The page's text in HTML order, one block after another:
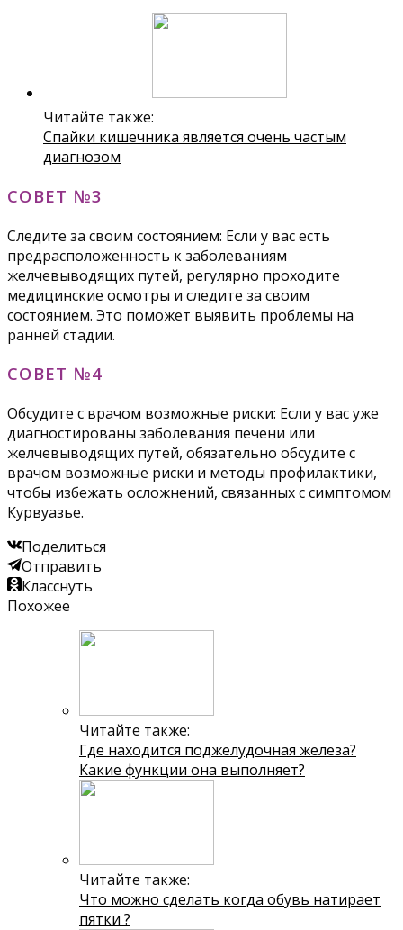
Читайте также:
Спайки кишечника является очень частым
диагнозом
СОВЕТ №3
Следите за своим состоянием: Если у вас есть
предрасположенность к заболеваниям
желчевыводящих путей, регулярно проходите
медицинские осмотры и следите за своим
состоянием. Это поможет выявить проблемы на
ранней стадии.
СОВЕТ №4
Обсудите с врачом возможные риски: Если у вас уже
диагностированы заболевания печени или
желчевыводящих путей, обязательно обсудите с
врачом возможные риски и методы профилактики,
чтобы избежать осложнений, связанных с симптомом
Курвуазье.
Поделиться
Отправить
Класснуть
Похожее
Читайте также:
Где находится поджелудочная железа?
Какие функции она выполняет?
Читайте также:
Что можно сделать когда обувь натирает
пятки ?